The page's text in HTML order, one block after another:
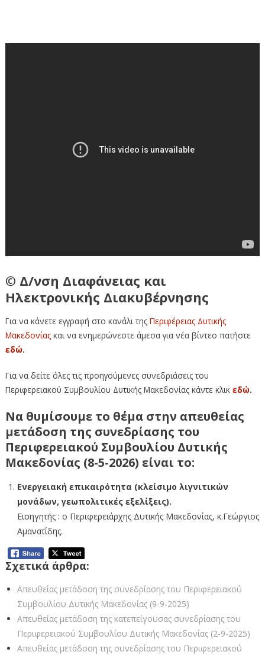
© Δ/νση Διαφάνειας και
Ηλεκτρονικής Διακυβέρνησης
Για να κάνετε εγγραφή στο κανάλι της Περιφέρειας Δυτικής
Μακεδονίαςκαι να ενημερώνεστε άμεσα για νέα βίντεο πατήστε
εδώ.
Για να δείτε όλες τις προηγούμενες συνεδριάσεις του
Περιφερειακού Συμβουλίου Δυτικής Μακεδονίας κάντε κλικ εδώ.
Να θυμίσουμε το θέμα στην απευθείας
μετάδοση της συνεδρίασης του
Περιφερειακού Συμβουλίου Δυτικής
Μακεδονίας (8-5-2026) είναι το:
Ενεργειακή επικαιρότητα (κλείσιμο λιγνιτικών
μονάδων, γεωπολιτικές εξελίξεις).
Εισηγητής : ο Περιφερειάρχης Δυτικής Μακεδονίας, κ.Γεώργιος
Αμανατίδης.
Σχετικά άρθρα:
Απευθείας μετάδοση της συνεδρίασης του Περιφερειακού
Συμβουλίου Δυτικής Μακεδονίας (9-9-2025)
Απευθείας μετάδοση της κατεπείγουσας συνεδρίασης του
Περιφερειακού Συμβουλίου Δυτικής Μακεδονίας (2-9-2025)
Απευθείας μετάδοση της συνεδρίασης του Περιφερειακού